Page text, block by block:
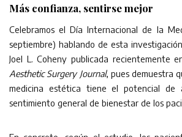
Más confianza, sentirse mejor
Celebramos el Día Internacional de la
septiembre) hablando de esta investigación
Joel L. Coheny publicada recientemente
Aesthetic Surgery Journal, pues demuestra
medicina estética tiene el potencial de
sentimiento general de bienestar de los